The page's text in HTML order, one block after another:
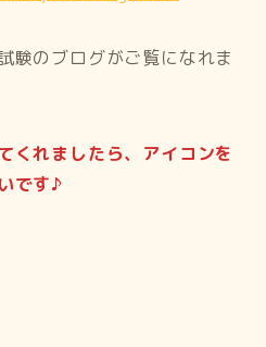
験のブログがご覧になれま
くれましたら、アイコンを
です♪